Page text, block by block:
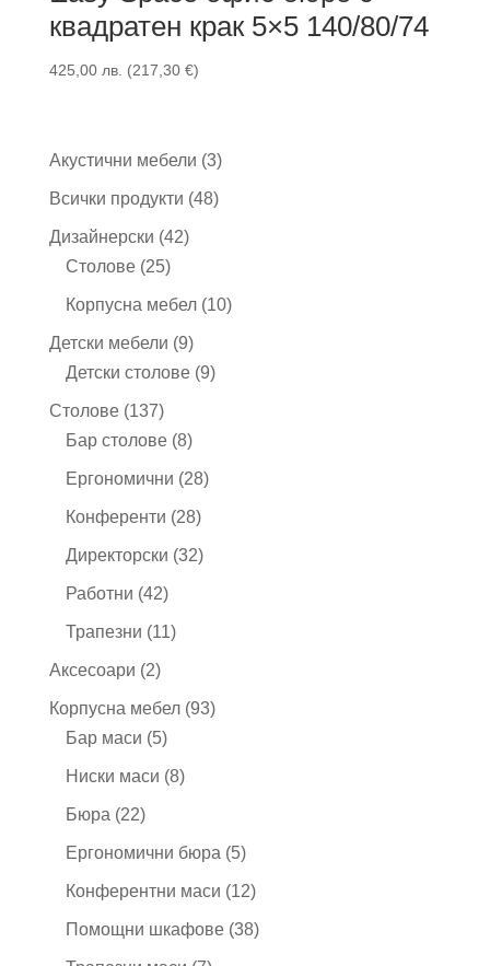
квадратен крак 5×5 140/80/74
425,00 лв. (217,30 €)
Акустични мебели 33
продукта
Всички продукти 4848
Дизайнерски 4242
Столове 2525
продукта
Корпусна мебел 1010
Детски мебели 99
продукта
Детски столове 99
Столове 137137
продукта
Бар столове 88
продукта
Ергономични 2828
Конференти 2828
продукта
Директорски 3232
Работни 4242
продукта
Трапезни 1111
Аксесоари 22
продукта
Корпусна мебел 9393
Бар маси 55
продукта
Ниски маси 88
Бюра 2222
продукта
Ергономични бюра 55
продукта
Конферентни маси 1212
продукта
Помощни шкафове 3838